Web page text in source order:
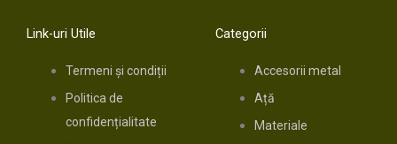
Link-uri Utile
Termeni și condiții
Politica de
confidențialitate
Categorii
Accesorii metal
Ață
Materiale